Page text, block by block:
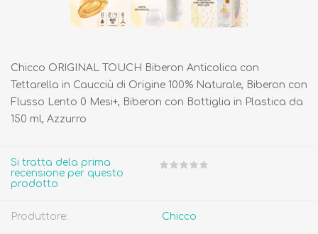
Chicco ORIGINAL TOUCH Biberon Anticolica con
Tettarella in Caucciù di Origine 100% Naturale, Biberon con
Flusso Lento 0 Mesi+, Biberon con Bottiglia in Plastica da
150 ml, Azzurro
Si tratta dela prima
recensione per questo
prodotto
Produttore: Chicco